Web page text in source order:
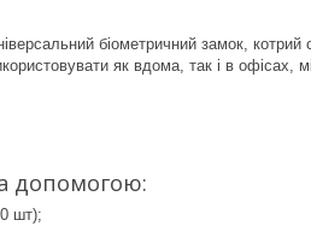
біометричний замок,
як вдома, так і в офісах,
допомогою:
шт);